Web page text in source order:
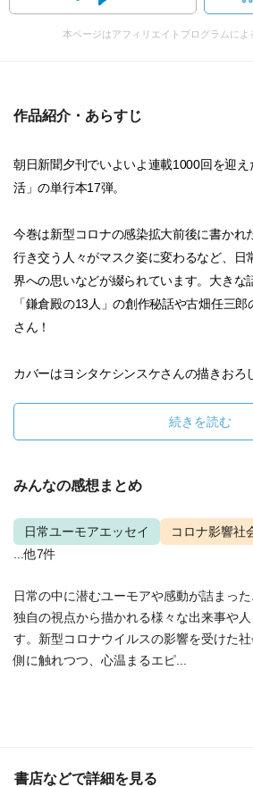
本ページはアフィリエイトプログラムによ
作品紹介・あらすじ
朝日新聞夕刊でいよいよ連載1000回を迎
活」の単行本17弾。
今巻は新型コロナの感染拡大前後に書かれ
行き交う人々がマスク姿に変わるなど、日
界への思いなどが綴られています。大きな
「鎌倉殿の13人」の創作秘話や古畑任三郎
さん！
カバーはヨシタケシンスケさんの描きおろ
続きを読む
みんなの感想まとめ
日常ユーモアエッセイ コロナ影響社
...他7件
日常の中に潜むユーモアや感動が詰まっ
独自の視点から描かれる様々な出来事や
す。新型コロナウイルスの影響を受けた
側に触れつつ、心温まるエピ...
書店などで詳細を見る